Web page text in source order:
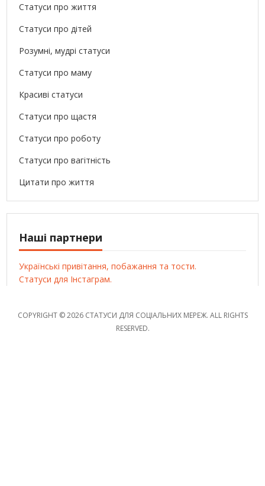
Статуси про життя
Статуси про дітей
Розумні, мудрі статуси
Статуси про маму
Красиві статуси
Статуси про щастя
Статуси про роботу
Статуси про вагітність
Цитати про життя
Наші партнери
Українські привітання, побажання та тости.
Статуси для Інстаграм.
COPYRIGHT © 2026 СТАТУСИ ДЛЯ СОЦІАЛЬНИХ МЕРЕЖ. ALL RIGHTS
RESERVED.